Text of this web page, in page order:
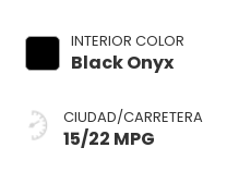
INTERIOR COLOR
Black Onyx
CIUDAD/CARRETERA
15/22 MPG